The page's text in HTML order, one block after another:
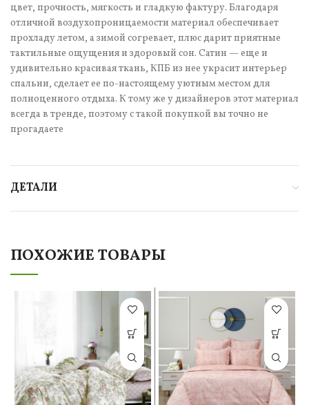
цвет, прочность, мягкость и гладкую фактуру. Благодаря
отличной воздухопроницаемости материал обеспечивает
прохладу летом, а зимой согревает, плюс дарит приятные
тактильные ощущения и здоровый сон. Сатин — еще и
удивительно красивая ткань, КПБ из нее украсит интерьер
спальни, сделает ее по-настоящему уютным местом для
полноценного отдыха. К тому же у дизайнеров этот материал
всегда в тренде, поэтому с такой покупкой вы точно не
прогадаете
ДЕТАЛИ
ПОХОЖИЕ ТОВАРЫ